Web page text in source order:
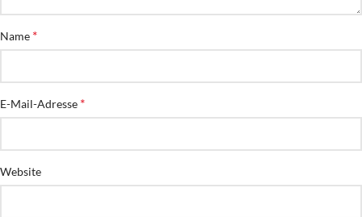
Name *
E-Mail-Adresse *
Website